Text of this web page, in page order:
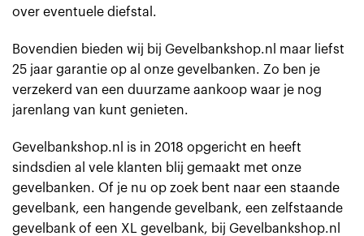
over eventuele diefstal.
Bovendien bieden wij bij Gevelbankshop.nl maar liefst
25 jaar garantie op al onze gevelbanken. Zo ben je
verzekerd van een duurzame aankoop waar je nog
jarenlang van kunt genieten.
Gevelbankshop.nl is in 2018 opgericht en heeft
sindsdien al vele klanten blij gemaakt met onze
gevelbanken. Of je nu op zoek bent naar een staande
gevelbank, een hangende gevelbank, een zelfstaande
gevelbank of een XL gevelbank, bij Gevelbankshop.nl